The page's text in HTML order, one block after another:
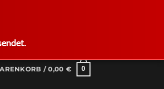
/0,00 € 0